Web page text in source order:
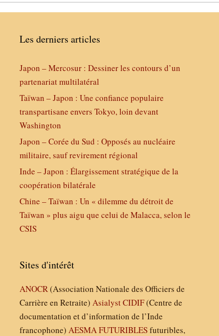
Les derniers articles
Japon – Mercosur : Dessiner les contours d’un
partenariat multilatéral
Taïwan – Japon : Une confiance populaire
transpartisane envers Tokyo, loin devant
Washington
Japon – Corée du Sud : Opposés au nucléaire
militaire, sauf revirement régional
Inde – Japon : Élargissement stratégique de la
coopération bilatérale
Chine – Taïwan : Un « dilemme du détroit de
Taïwan » plus aigu que celui de Malacca, selon le
CSIS
Sites d'intérêt
ANOCR(Association Nationale des Officiers de
Carrière en Retraite) AsialystCIDIF(Centre de
documentation et d’information de l’Inde
francophone) AESMAFUTURIBLESfuturibles,